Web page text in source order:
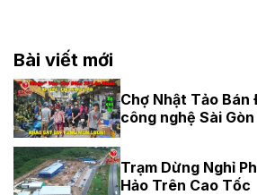
Bài viết mới
Chợ Nhật Tảo Bán
công nghệ Sài Gòn
Trạm Dừng Nghỉ
Hảo Trên Cao Tốc